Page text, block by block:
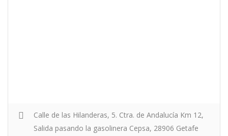
Calle de las Hilanderas, 5. Ctra. de Andalucía Km 12,
Salida pasando la gasolinera Cepsa, 28906 Getafe